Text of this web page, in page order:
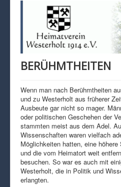
KONTAKT
IMPRESSUM
DATENSCHUTZ
BERÜHMTHEITEN
Wenn man nach Berühmtheiten
und zu Westerholt aus früherer
Ausbeute gar nicht so mager.
oder politischen Geschehen der
stammten meist aus dem Adel.
Wissenschaften waren vielfach
Möglichkeiten hatten, eine
und die vom Heimatort weit
besuchen. So war es auch mit
Westerholt, die in Politik und
erlangten.